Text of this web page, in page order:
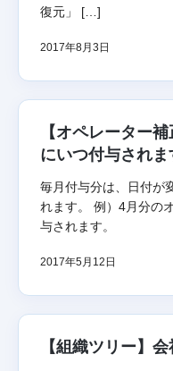
復元」 […]
2017年8月3日
【オペレーター
にいつ付与されま
毎月付与分は、日付が
れます。 例）4月分の
与されます。
2017年5月12日
【組織ツリー】